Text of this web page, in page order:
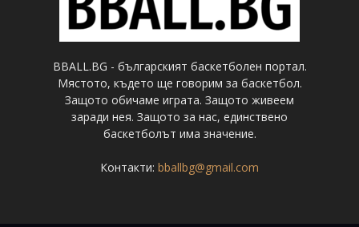
BBALL.BG - българският баскетболен портал.
Мястото, където ще говорим за баскетбол.
Защото обичаме играта. Защото живеем
заради нея. Защото за нас, единствено
баскетболът има значение.
Контакти: bballbg@gmail.com